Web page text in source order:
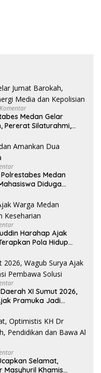
Medan Gelar
Pererat Silaturahmi,
Medan
Diduga
Harahap Ajak
Pola Hidup
XI Sumut 2026,
Pramuka Jadi
Selamat,
Masyhuril Khamis